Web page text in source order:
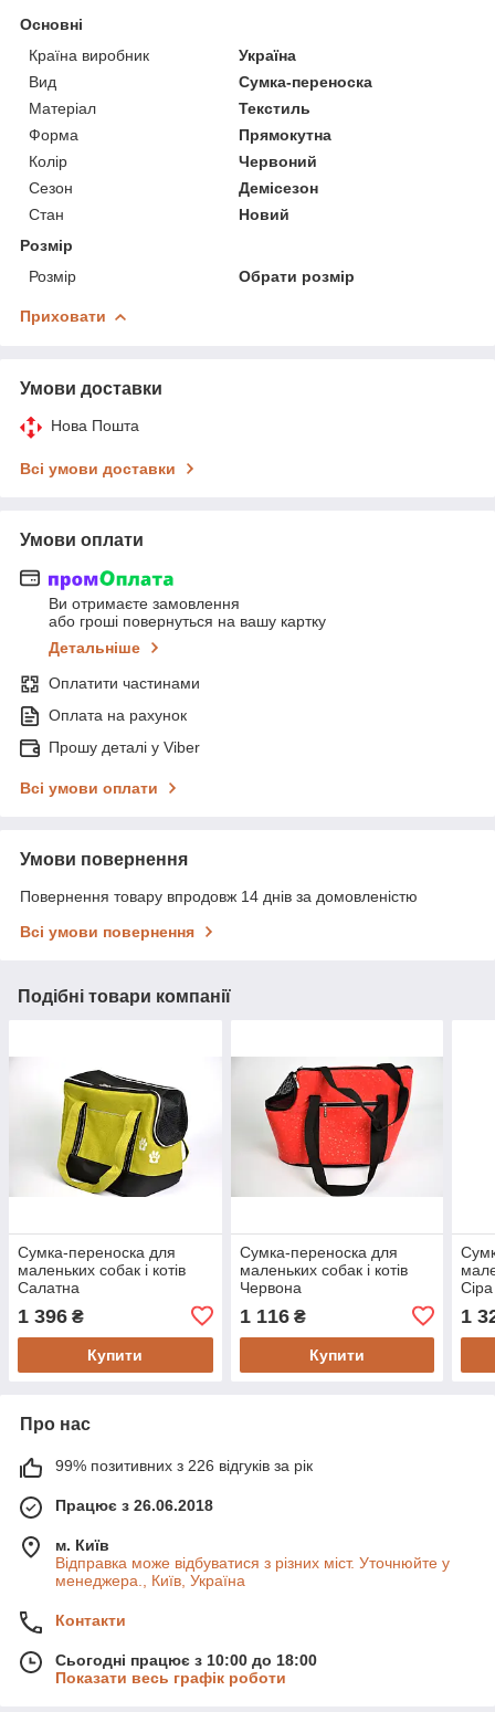
Основні
Країна виробник
Україна
Вид
Сумка-переноска
Матеріал
Текстиль
Форма
Прямокутна
Колір
Червоний
Сезон
Демісезон
Стан
Новий
Розмір
Розмір
Обрати розмір
Приховати
Умови доставки
Нова Пошта
Всі умови доставки
Умови оплати
Ви отримаєте замовлення
або гроші повернуться на вашу картку
Детальніше
Оплатити частинами
Оплата на рахунок
Прошу деталі у Viber
Всі умови оплати
Умови повернення
Повернення товару впродовж 14 днів за домовленістю
Всі умови повернення
Подібні товари компанії
Сумка-переноска для
маленьких собак і котів
Салатна
1 396 ₴
Купити
Сумка-переноска для
маленьких собак і котів
Червона
1 116₴
Купити
Сіра
1
Про нас
99% позитивних з 226 відгуків за рік
Працює з 26.06.2018
м. Київ
Відправка може відбуватися з різних міст. Уточнюйте у
менеджера., Київ, Україна
Контакти
Сьогодні працює з 10:00 до 18:00
Показати весь графік роботи